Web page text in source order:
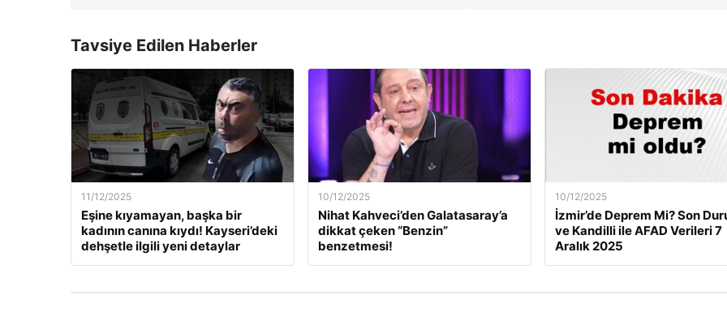
Tavsiye Edilen Haberler
11/12/2025
Eşine kıyamayan, başka bir
kadının canına kıydı! Kayseri’deki
dehşetle ilgili yeni detaylar
10/12/2025
Nihat Kahveci’den Galatasaray’a
dikkat çeken “Benzin”
benzetmesi!
10/12/2025
İzmir’de Deprem Mi? Son
ve Kandilli ile AFAD Verileri 7
Aralık 2025